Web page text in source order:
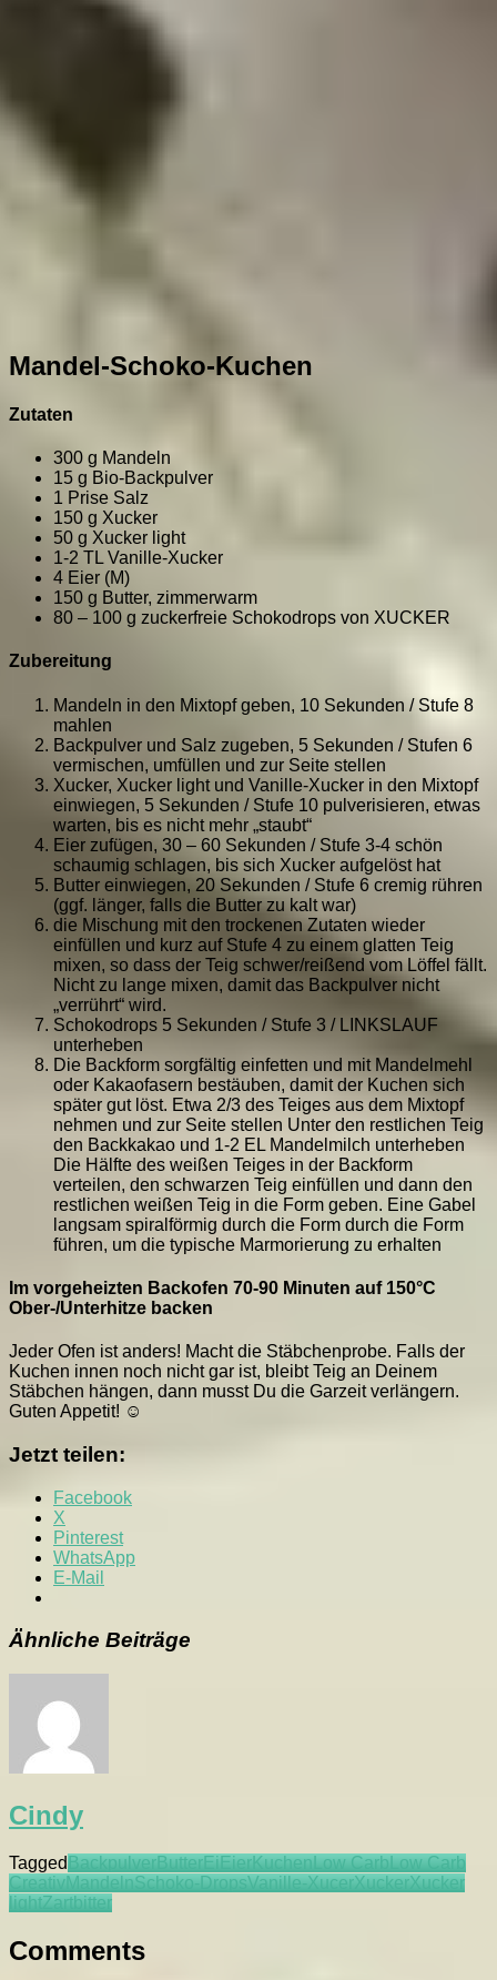
Mandel-Schoko-Kuchen
Zutaten
300 g Mandeln
15 g Bio-Backpulver
1 Prise Salz
150 g Xucker
50 g Xucker light
1-2 TL Vanille-Xucker
4 Eier (M)
150 g Butter, zimmerwarm
80 – 100 g zuckerfreie Schokodrops von XUCKER
Zubereitung
Mandeln in den Mixtopf geben, 10 Sekunden / Stufe 8
mahlen
Backpulver und Salz zugeben, 5 Sekunden / Stufen 6
vermischen, umfüllen und zur Seite stellen
Xucker, Xucker light und Vanille-Xucker in den Mixtopf
einwiegen, 5 Sekunden / Stufe 10 pulverisieren, etwas
warten, bis es nicht mehr „staubt“
Eier zufügen, 30 – 60 Sekunden / Stufe 3-4 schön
schaumig schlagen, bis sich Xucker aufgelöst hat
Butter einwiegen, 20 Sekunden / Stufe 6 cremig rühren
(ggf. länger, falls die Butter zu kalt war)
die Mischung mit den trockenen Zutaten wieder
einfüllen und kurz auf Stufe 4 zu einem glatten Teig
mixen, so dass der Teig schwer/reißend vom Löffel fällt.
Nicht zu lange mixen, damit das Backpulver nicht
„verrührt“ wird.
Schokodrops 5 Sekunden / Stufe 3 / LINKSLAUF
unterheben
Die Backform sorgfältig einfetten und mit Mandelmehl
oder Kakaofasern bestäuben, damit der Kuchen sich
später gut löst. Etwa 2/3 des Teiges aus dem Mixtopf
nehmen und zur Seite stellen Unter den restlichen Teig
den Backkakao und 1-2 EL Mandelmilch unterheben
Die Hälfte des weißen Teiges in der Backform
verteilen, den schwarzen Teig einfüllen und dann den
restlichen weißen Teig in die Form geben. Eine Gabel
langsam spiralförmig durch die Form durch die Form
führen, um die typische Marmorierung zu erhalten
Im vorgeheizten Backofen 70-90 Minuten auf 150°C
Ober-/Unterhitze backen
Jeder Ofen ist anders! Macht die Stäbchenprobe. Falls der
Kuchen innen noch nicht gar ist, bleibt Teig an Deinem
Stäbchen hängen, dann musst Du die Garzeit verlängern.
Guten Appetit! ☺
Jetzt teilen:
Facebook
X
Pinterest
WhatsApp
E-Mail
Ähnliche Beiträge
Cindy
TaggedBackpulverButterEiEierKuchenLow CarbLow Carb
CreativMandelnSchoko-DropsVanille-XucerXuckerXucker
lightZartbitter
Comments